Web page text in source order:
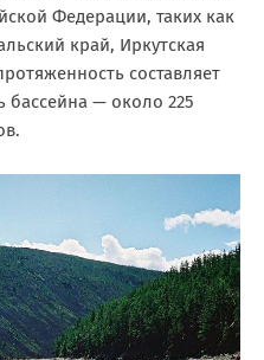
Федерации, таких как
край, Иркутская
составляет
бассейна — около 225